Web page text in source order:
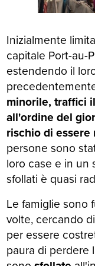
Inizialmente
capitale Port-au-
estendendo il
minorile, traffici
all'ordine del
rischio di
persone sono
loro case e in un
sfollati è quasi
Le famiglie sono
volte, cercando
per essere
paura di perdere